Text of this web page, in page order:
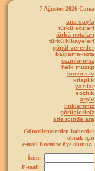
7 Ağustos 2026 Cuma
ana sayfa
türkü sözleri
türkü notaları
türkü hikayeleri
gönül verenler
bağlama-nota
ozanlarımız
halk müziği
konser-tv
kitaplık
yazılar
sözlük
arşiv
linklerimiz
görüşleriniz
site içinde ara
Güncellemelerden haberdar
olmak için
e-mail listemize üye olunuz.
İsim:
E-mail: